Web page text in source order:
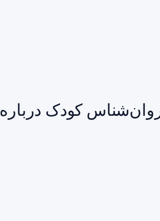
کودک درباره